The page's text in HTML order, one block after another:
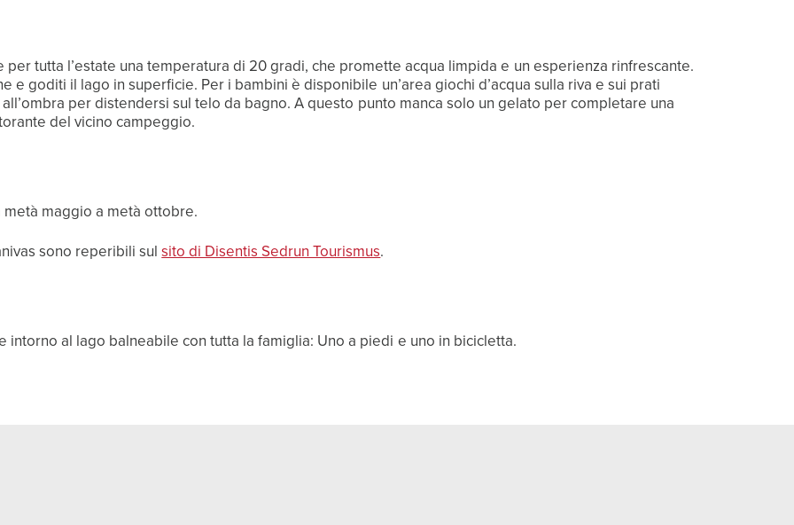
tutta l’estate una temperatura di 20 gradi, che promette acqua limpida e un esperienza rinfrescante.
goditi il lago in superficie. Per i bambini è disponibile un’area giochi d’acqua sulla riva e sui prati
per distendersi sul telo da bagno. A questo punto manca solo un gelato per completare una
del vicino campeggio.
sono reperibili sulsito di Disentis Sedrun Tourismus.
al lago balneabile con tutta la famiglia: Uno a piedi e uno in bicicletta.